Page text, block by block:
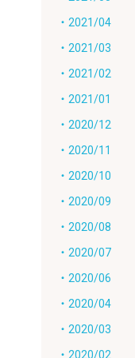
・2021/04
・2021/03
・2021/02
・2021/01
・2020/12
・2020/11
・2020/10
・2020/09
・2020/08
・2020/07
・2020/06
・2020/04
・2020/03
・2020/02